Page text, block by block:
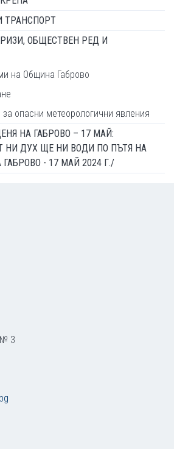
ТРАНСПОРТ
ОБЩЕСТВЕН РЕД И
на Община Габрово
за опасни метеорологични явления
НА ГАБРОВО – 17 МАЙ:
НИ ДУХ ЩЕ НИ ВОДИ ПО ПЪТЯ НА
- 17 МАЙ 2024 Г./
№ 3